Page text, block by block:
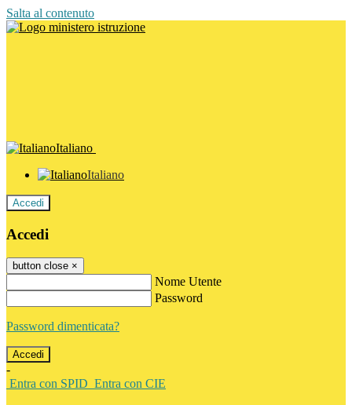
Salta al contenuto
Italiano
Italiano
Accedi
Accedi
button close ×
Nome Utente
Password
Password dimenticata?
-
Entra con SPID Entra con CIE